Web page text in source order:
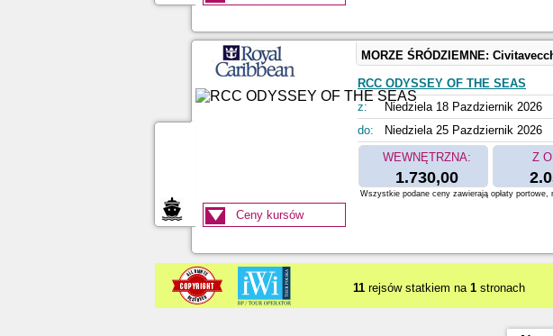
MORZE ŚRÓDZIEMNE: Civitavecchia,
RCC ODYSSEY OF THE SEAS
z:
Niedziela 18 Pazdziernik 2026
do:
Niedziela 25 Pazdziernik 2026
WEWNĘTRZNA:
1.730,00
Z
Ceny kursów
Wszystkie podane ceny zawierają opłaty
11 rejsów statkiem na 1 stronach